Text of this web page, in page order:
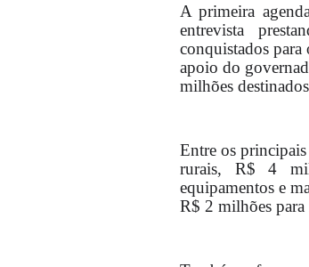
A primeira
entrevista
conquistados
apoio do
milhões
Entre os
rurais, R$ 4
equipamentos e
R$ 2 milhões